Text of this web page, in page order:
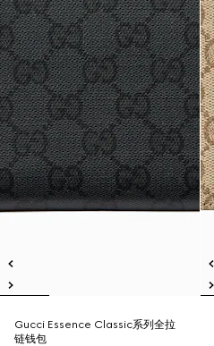
Gucci Essence Classic系列全拉
链钱包